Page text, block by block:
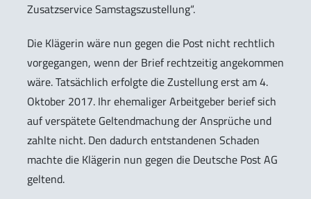
Zusatzservice Samstagszustellung“.
Die Klägerin wäre nun gegen die Post nicht rechtlich
vorgegangen, wenn der Brief rechtzeitig angekommen
wäre. Tatsächlich erfolgte die Zustellung erst am 4.
Oktober 2017. Ihr ehemaliger Arbeitgeber berief sich
auf verspätete Geltendmachung der Ansprüche und
zahlte nicht. Den dadurch entstandenen Schaden
machte die Klägerin nun gegen die Deutsche Post AG
geltend.